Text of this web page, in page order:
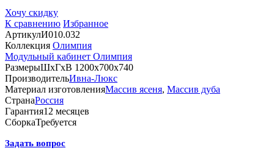
Хочу скидку
К сравнению Избранное
АртикулИ010.032
Коллекция Олимпия
Модульный кабинет Олимпия
РазмерыШхГхВ 1200х700х740
ПроизводительИвна-Люкс
Материал изготовленияМассив ясеня, Массив дуба
СтранаРоссия
Гарантия12 месяцев
СборкаТребуется
Задать вопрос